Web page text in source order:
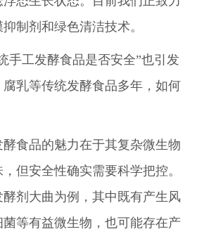
制剂和绿色清洁技术。
工发酵食品是否安全”也引发
乳等传统发酵食品多年，如何
品的魅力在于其复杂微生物
但安全性确实需要科学把控。
剂大曲为例，其中既有产生风
等有益微生物，也可能存在产